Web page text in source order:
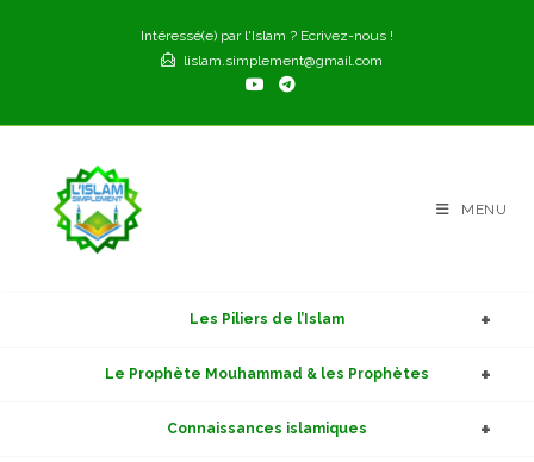
Intéressé(e) par l'Islam ? Ecrivez-nous !
lislam.simplement@gmail.com
MENU
Les Piliers de l’Islam
Le Prophète Mouhammad & les Prophètes
Connaissances islamiques